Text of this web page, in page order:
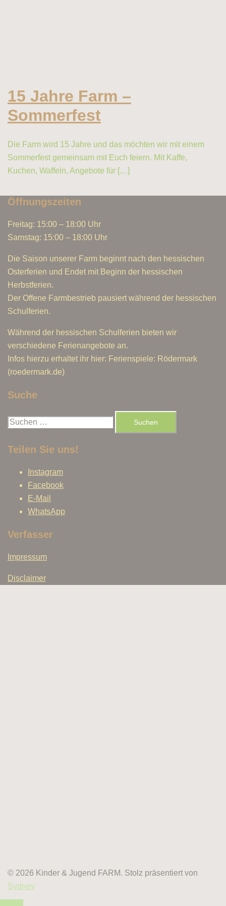
15 Jahre Farm –
Sommerfest
Die Farm wird 15 Jahre und das möchten wir mit einem
Sommerfest gemeinsam mit Euch feiern. Mit Kaffe,
Kuchen, Waffeln, Angebote für […]
Öffnungszeiten
Freitag: 15:00 – 18:00 Uhr
Samstag: 15:00 – 18:00 Uhr
Die Saison unserer Farm beginnt nach den hessischen
Osterferien und Endet mit Beginn der hessischen
Herbstferien.
Der Offene Farmbestrieb pausiert während der hessischen
Schulferien.
Während der hessischen Schulferien bieten wir
verschiedene Ferienangebote an.
Infos hierzu erhaltet ihr hier: Ferienspiele: Rödermark
(roedermark.de)
Suche
Suchen
Teilen Sie uns!
Instagram
Facebook
E-Mail
WhatsApp
Verfasser
Impressum
Disclaimer
© 2026 Kinder & Jugend FARM. Stolz präsentiert von
Sydney